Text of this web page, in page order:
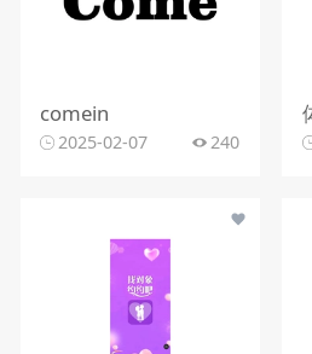
comein
2025-02-07 240